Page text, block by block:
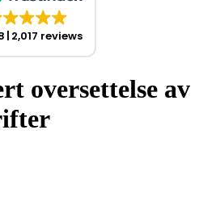
2,017 reviews
oversettelse av